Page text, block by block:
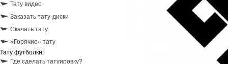
Тату видео
Заказать тату-диски
Скачать тату
«Горячие» тату
Тату футболки!
Где сделать татуировку?